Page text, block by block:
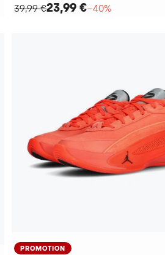
39,99 €23,99 €−40%
PROMOTION